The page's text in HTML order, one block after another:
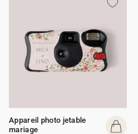
Appareil photo jetable
mariage